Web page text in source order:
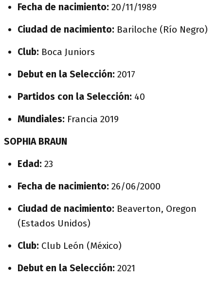
Fecha de nacimiento: 20/11/1989
Ciudad de nacimiento: Bariloche (Río Negro)
Club: Boca Juniors
Debut en la Selección: 2017
Partidos con la Selección: 40
Mundiales: Francia 2019
SOPHIA BRAUN
Edad: 23
Fecha de nacimiento: 26/06/2000
Ciudad de nacimiento: Beaverton, Oregon
(Estados Unidos)
Club: Club León (México)
Debut en la Selección: 2021